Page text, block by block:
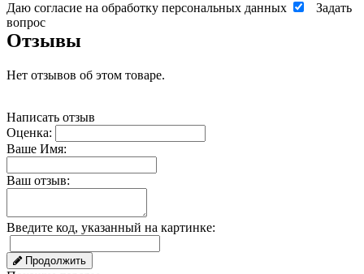
Даю согласие на обработку персональных данных
Задать
вопрос
Отзывы
Нет отзывов об этом товаре.
Написать отзыв
Оценка:
Ваше Имя:
Ваш отзыв:
Введите код, указанный на картинке:
Продолжить